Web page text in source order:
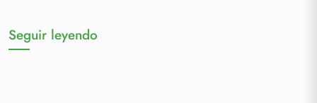
Seguir leyendo